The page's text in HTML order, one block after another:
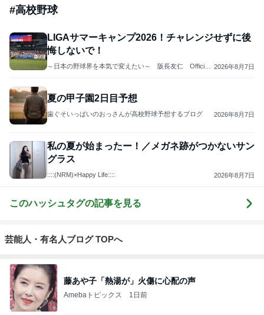
#高校野球
LIGAサマーキャンプ2026！チャレンジせずに後
悔しないで！
～日本の野球界を本気で変えたい～ 阪長友仁 Official
2026年8月7日
夏の甲子園2日目予想
歯ぐそいっぱいのおっさんが高校野球予想するブログ 2026年8月7日
私の夏が始まったー！／メガネ跡がつかないサン
グラス
::::(NRM)×Happy Life:::: 2026年8月7日
このハッシュタグの記事を見る
芸能人・有名人ブログ TOPへ
藤あや子「熱湯が」火傷に心配の声
Amebaトピックス 1日前